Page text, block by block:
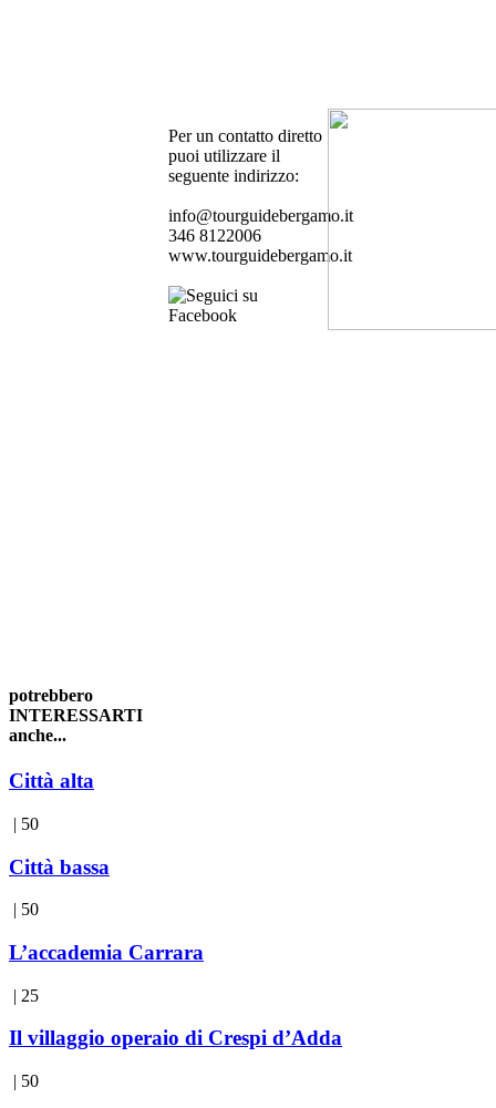
Per un contatto diretto
puoi utilizzare il
seguente indirizzo:
info@tourguidebergamo.it
346 8122006
www.tourguidebergamo.it
potrebbero
INTERESSARTI
anche...
Città alta
| 50
Città bassa
| 50
L’accademia Carrara
| 25
Il villaggio operaio di Crespi d’Adda
| 50